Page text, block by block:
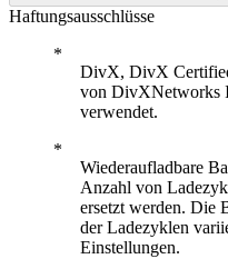
Haftungsausschlüsse
DivX, DivX
von DivXNetworks
verwendet.
Wiederaufladbare
Anzahl von
ersetzt werden. Die
der Ladezyklen
Einstellungen.